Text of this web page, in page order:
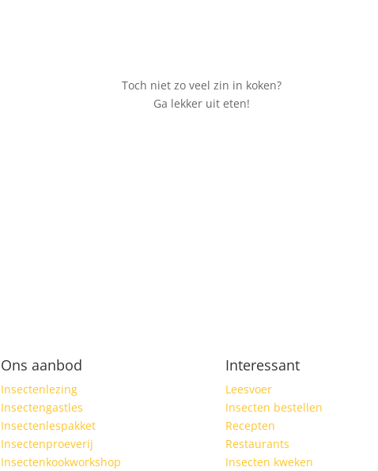
Toch niet zo veel zin in koken?
Ga lekker uit eten!
Ons aanbod
Insectenlezing
Insectengastles
Insectenlespakket
Insectenproeverij
Insectenkookworkshop
Interessant
Leesvoer
Insecten bestellen
Recepten
Restaurants
Insecten kweken